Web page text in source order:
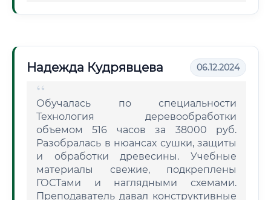
Надежда Кудрявцева 06.12.2024
Обучалась по специальности
Технология деревообработки
объемом 516 часов за 38000 руб.
Разобралась в нюансах сушки, защиты
и обработки древесины. Учебные
материалы свежие, подкреплены
ГОСТами и наглядными схемами.
Преподаватель давал конструктивные